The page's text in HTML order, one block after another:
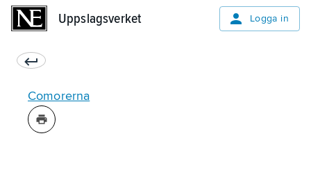
Uppslagsverket Logga in
Comorerna